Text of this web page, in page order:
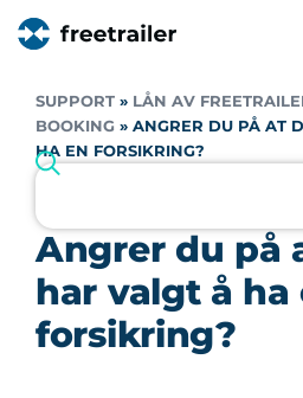
SUPPORT » LÅN AV
BOOKING » ANGRER DU PÅ AT
HA EN FORSIKRING?
Angrer du på
har valgt å ha
forsikring?